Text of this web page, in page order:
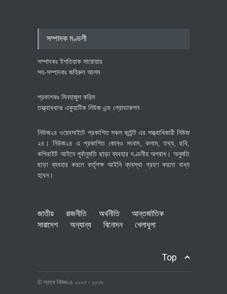
সম্পাদক মণ্ডলী
সম্পাদকঃ ইশতিয়াক সারোয়ার
সহ-সম্পাদকঃ জহিরুল আলম
প্রকাশকঃ মিনহাজুল করিম
তত্ত্বাবধানঃ একুয়াটিক নিউজ এন্ড প্রোডাকশন
নিউজ২৪ ওয়েবসাইটে প্রকাশিত সকল কন্টেন্ট এর সত্ত্বাধিকারী নিউজ
২৪। নিউজ২৪ এ প্রকাশিত কোনও সংবাদ, কলাম, তথ্য, ছবি,
কপিরাইট আইনে পূর্বানুমতি ছাড়া ব্যবহার দণ্ডনীয় অপরাধ। অনুমতি
ছাড়া ব্যবহার করলে কর্তৃপক্ষ আইনি ব্যবস্থা গ্রহণ করতে বাধ্য
হবেন।
জাতীয় রাজনীতি অর্থনীতি
আন্তর্জাতিক
সারাদেশ
অন্যান্য বিনোদন খেলাধুলা
Top
© স্বত্ব নিউজ২৪ ২০০৩ - ২০১৯